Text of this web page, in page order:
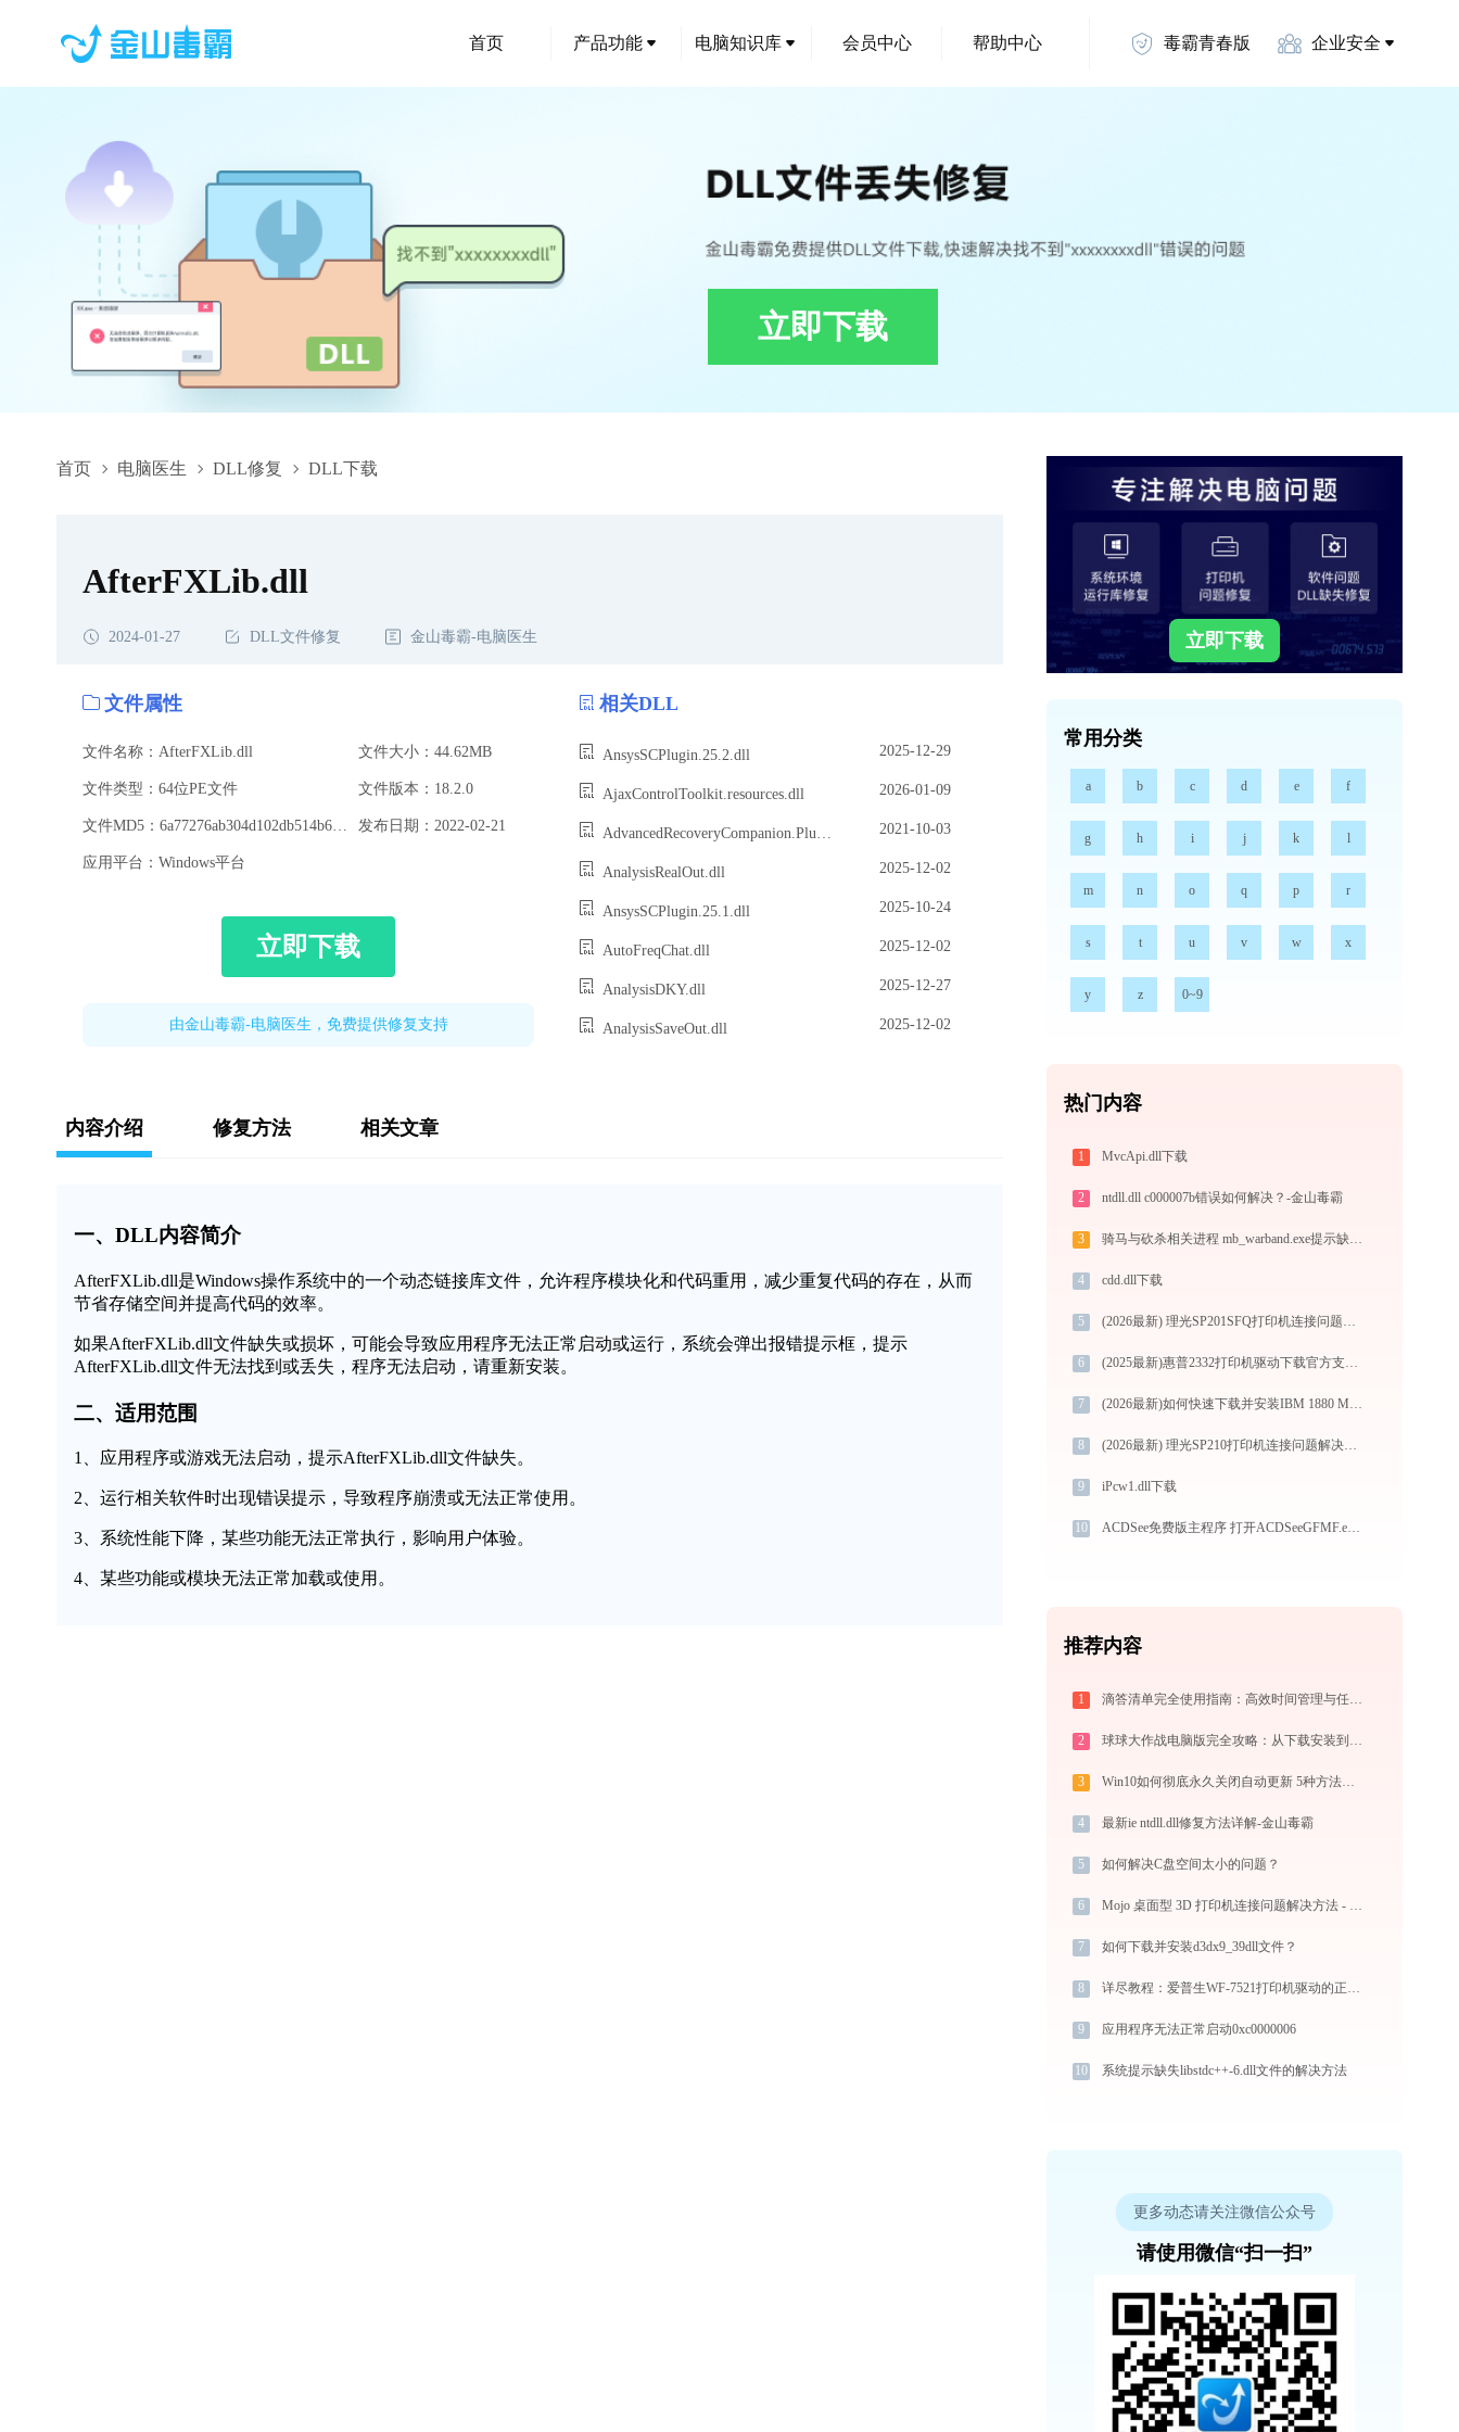
首页 产品功能 电脑知识库 会员中心 帮助中心 毒霸青春版 企业安全
立即下载
首页 电脑医生 DLL修复 DLL下载
AfterFXLib.dll,AfterFXLib.dll下载,AfterFXLib.dll修复
AfterFXLib.dll
2024-01-27 DLL文件修复 金山毒霸-电脑医生
文件属性
文件名称：AfterFXLib.dll 文件大小：44.62MB
文件类型：64位PE文件 文件版本：18.2.0
发布日期：2022-02-21
应用平台：Windows平台
立即下载
由金山毒霸-电脑医生，免费提供修复支持
相关DLL
AnsysSCPlugin.25.2.dll 2025-12-29
AjaxControlToolkit.resources.dll 2026-01-09
AdvancedRecoveryCompanion.Plugin.DynamicDevices.dll 2021-10-03
AnalysisRealOut.dll 2025-12-02
AnsysSCPlugin.25.1.dll 2025-10-24
AutoFreqChat.dll 2025-12-02
AnalysisDKY.dll 2025-12-27
AnalysisSaveOut.dll 2025-12-02
内容介绍 修复方法 相关文章
一、DLL内容简介
AfterFXLib.dll是Windows操作系统中的一个动态链接库文件，允许程序模块化和代码重用，减少重复代码的存在，从而
节省存储空间并提高代码的效率。
如果AfterFXLib.dll文件缺失或损坏，可能会导致应用程序无法正常启动或运行，系统会弹出报错提示框，提示
AfterFXLib.dll文件无法找到或丢失，程序无法启动，请重新安装。
二、适用范围
1、应用程序或游戏无法启动，提示AfterFXLib.dll文件缺失。
2、运行相关软件时出现错误提示，导致程序崩溃或无法正常使用。
3、系统性能下降，某些功能无法正常执行，影响用户体验。
4、某些功能或模块无法正常加载或使用。
立即下载
常用分类
a b c d e f
g h i j k l
m n o q p r
s t u v w x
y z 0~9
热门内容
1 MvcApi.dll下载
2 ntdll.dll c000007b错误如何解决？-金山毒霸
3 骑马与砍杀相关进程 mb_warband.exe提示缺少skinmagic.dll文件的解决办法
4 cdd.dll下载
5 (2026最新) 理光SP201SFQ打印机连接问题？快速解决方法 - 金山毒霸
6 (2025最新)惠普2332打印机驱动下载官方支持Win10/Win11
7 (2026最新)如何快速下载并安装IBM 1880 MFP打印机驱动：详细步骤解析
8 (2026最新) 理光SP210打印机连接问题解决方法 - 金山毒霸
9 iPcw1.dll下载
10 ACDSee免费版主程序 打开ACDSeeGFMF.exe找不到vcomp140.dll怎么办
推荐内容
1 滴答清单完全使用指南：高效时间管理与任务规划工具，让你的每一天井井有条
2 球球大作战电脑版完全攻略：从下载安装到模拟器选择，大屏冲分指南
3 Win10如何彻底永久关闭自动更新 5种方法教你永久关闭win10自动更新
4 最新ie ntdll.dll修复方法详解-金山毒霸
5 如何解决C盘空间太小的问题？
6 Mojo 桌面型 3D 打印机连接问题解决方法 - 金山毒霸
7 如何下载并安装d3dx9_39dll文件？
8 详尽教程：爱普生WF-7521打印机驱动的正确下载与安装方式
9 应用程序无法正常启动0xc0000006
10 系统提示缺失libstdc++-6.dll文件的解决方法
更多动态请关注微信公众号
请使用微信“扫一扫”